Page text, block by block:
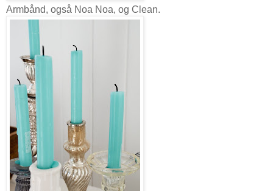
Armbånd, også Noa Noa, og Clean.